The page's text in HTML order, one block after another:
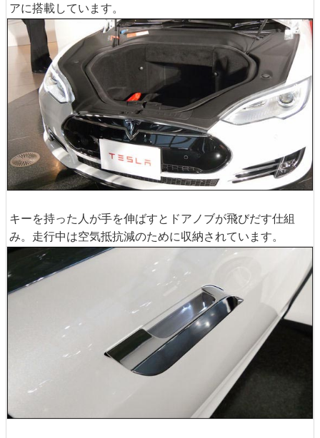
アに搭載しています。
キーを持った人が手を伸ばすとドアノブが飛びだす仕組
み。走行中は空気抵抗減のために収納されています。